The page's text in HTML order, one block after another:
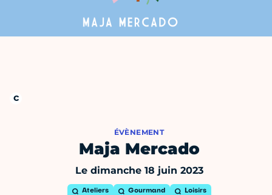
ÉVÈNEMENT
Maja Mercado
Le dimanche 18 juin 2023
Ateliers Gourmand Loisirs